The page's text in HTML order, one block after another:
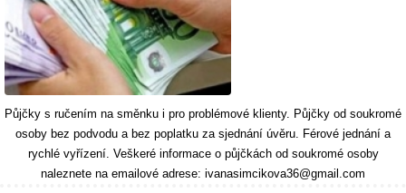
Půjčky s ručením na směnku i pro problémové klienty. Půjčky od soukromé
osoby bez podvodu a bez poplatku za sjednání úvěru. Férové ​​jednání a
rychlé vyřízení. Veškeré informace o půjčkách od soukromé osoby
naleznete na emailové adrese: ivanasimcikova36@gmail.com